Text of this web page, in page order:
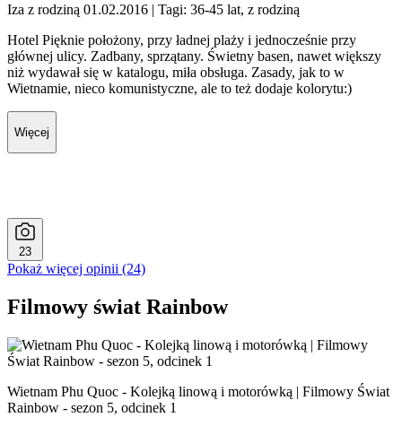
Iza z rodziną 01.02.2016 | Tagi: 36-45 lat, z rodziną
Hotel Pięknie położony, przy ładnej plaży i jednocześnie przy
głównej ulicy. Zadbany, sprzątany. Świetny basen, nawet większy
niż wydawał się w katalogu, miła obsługa. Zasady, jak to w
Wietnamie, nieco komunistyczne, ale to też dodaje kolorytu:)
Więcej
23
Pokaż więcej opinii (24)
Filmowy świat Rainbow
Wietnam Phu Quoc - Kolejką linową i motorówką | Filmowy Świat
Rainbow - sezon 5, odcinek 1